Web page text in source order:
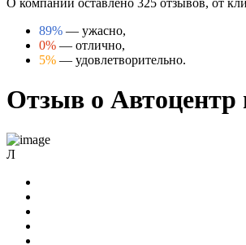
89% — ужасно,
0% — отлично,
5% — удовлетворительно.
Отзыв о Автоцентр
Л